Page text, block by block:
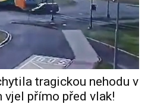
tragickou nehodu v
vjel přímo před vlak!